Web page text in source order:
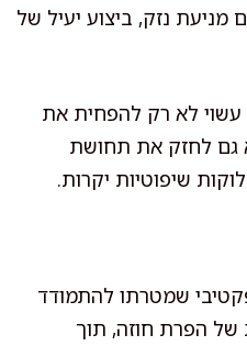
מניעת נזק, ביצוע יעיל של
עשוי לא רק להפחית את
גם לחזק את תחושת
שיפוטיות יקרות.
שמטרתו להתמודד
הפרת חוזה, תוך